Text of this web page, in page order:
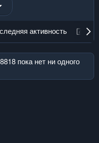
активность
пока нет ни одного